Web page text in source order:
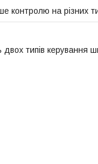
контролю на різних
типів керування